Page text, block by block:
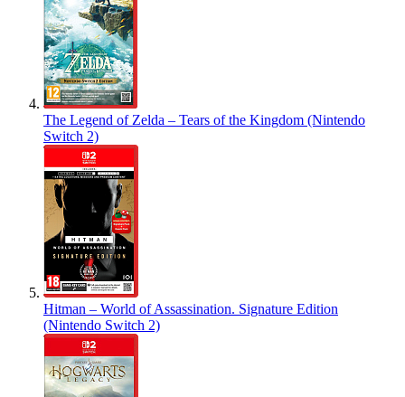
The Legend of Zelda – Tears of the Kingdom (Nintendo
Switch 2)
Hitman – World of Assassination. Signature Edition
(Nintendo Switch 2)